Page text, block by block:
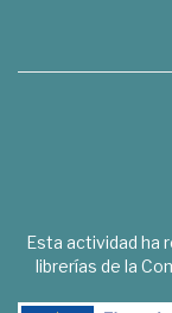
Esta actividad ha
librerías de la